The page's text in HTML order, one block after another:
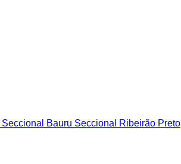
Seccional Bauru Seccional Ribeirão Preto